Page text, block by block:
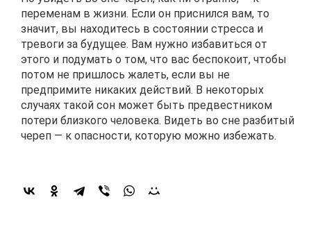
переменам в жизни. Если он приснился вам, то
значит, вы находитесь в состоянии стресса и
тревоги за будущее. Вам нужно избавиться от
этого и подумать о том, что вас беспокоит, чтобы
потом не пришлось жалеть, если вы не
предпримите никаких действий. В некоторых
случаях такой сон может быть предвестником
потери близкого человека. Видеть во сне разбитый
череп — к опасности, которую можно избежать.